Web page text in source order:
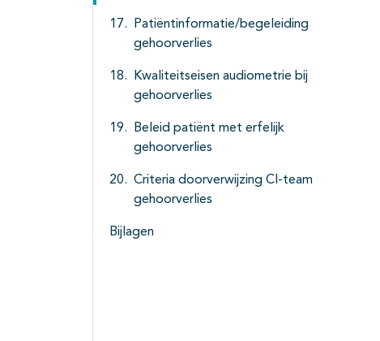
Patiëntinformatie/begeleiding
gehoorverlies
Kwaliteitseisen audiometrie bij
gehoorverlies
Beleid patiënt met erfelijk
gehoorverlies
Criteria doorverwijzing CI-team
gehoorverlies
Bijlagen